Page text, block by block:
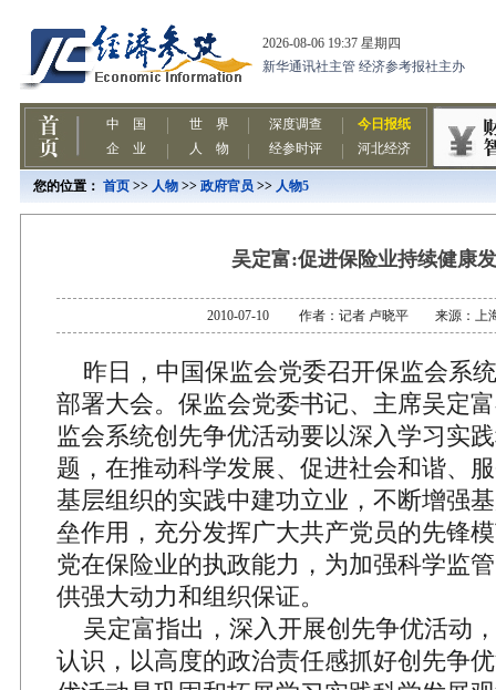
您的位置： 首页 >> 人物 >> 政府官员 >> 人物5
吴定富:促进保险业持续健康
2010-07-10 作者：记者 卢晓平 来源：上
昨日，中国保监会党委召开保监会系
部署大会。保监会党委书记、主席吴定
监会系统创先争优活动要以深入学习实
题，在推动科学发展、促进社会和谐、
基层组织的实践中建功立业，不断增强
垒作用，充分发挥广大共产党员的先锋
党在保险业的执政能力，为加强科学监
供强大动力和组织保证。
吴定富指出，深入开展创先争优活动
认识，以高度的政治责任感抓好创先争